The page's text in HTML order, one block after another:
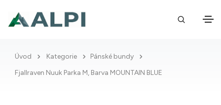
Úvod Kategorie
Pánské bundy
Fjallraven Nuuk Parka M, Barva MOUNTAIN BLUE